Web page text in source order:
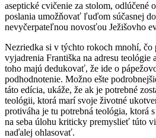
aseptické cvičenie za stolom, odlúčené
poslania umožňovať ľuďom súčasnej
nevyčerpateľnou novosťou Ježišovho
Nezriedka si v týchto rokoch mnohí,
vyjadrenia Františka na adresu teológie
toho majú dedukovať, že ide o
podhodnotenie. Možno ešte
táto edícia, ukáže, že ak je potrebné
teológii, ktorá marí svoje životné
protiváha je tu potrebná teológia, ktorá
na seba úlohu kriticky premyslieť túto
naďalej ohlasovať.